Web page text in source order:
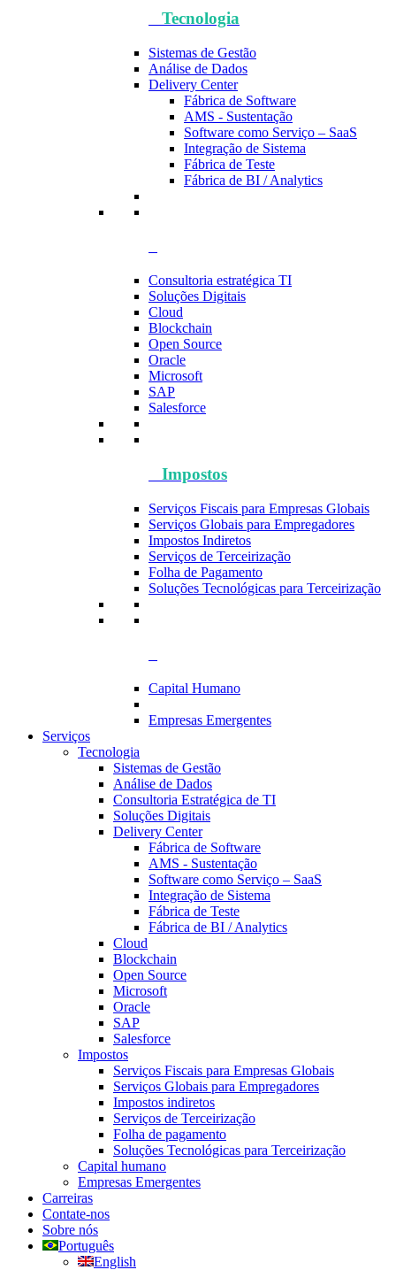
Tecnologia
Sistemas de Gestão
Análise de Dados
Delivery Center
Fábrica de Software
AMS - Sustentação
Software como Serviço – SaaS
Integração de Sistema
Fábrica de Teste
Fábrica de BI / Analytics
Consultoria estratégica TI
Soluções Digitais
Cloud
Blockchain
Open Source
Oracle
Microsoft
SAP
Salesforce
Impostos
Serviços Fiscais para Empresas Globais
Serviços Globais para Empregadores
Impostos Indiretos
Serviços de Terceirização
Folha de Pagamento
Soluções Tecnológicas para Terceirização
Capital Humano
Empresas Emergentes
Serviços
Tecnologia
Sistemas de Gestão
Análise de Dados
Consultoria Estratégica de TI
Soluções Digitais
Delivery Center
Fábrica de Software
AMS - Sustentação
Software como Serviço – SaaS
Integração de Sistema
Fábrica de Teste
Fábrica de BI / Analytics
Cloud
Blockchain
Open Source
Microsoft
Oracle
SAP
Salesforce
Impostos
Serviços Fiscais para Empresas Globais
Serviços Globais para Empregadores
Impostos indiretos
Serviços de Terceirização
Folha de pagamento
Soluções Tecnológicas para Terceirização
Capital humano
Empresas Emergentes
Carreiras
Contate-nos
Sobre nós
Português
English